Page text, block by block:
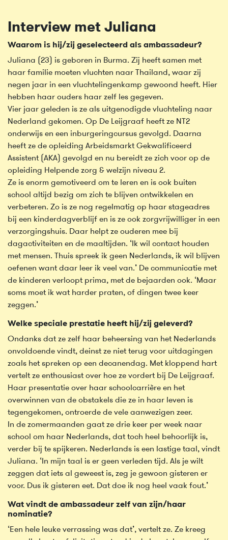
Interview met Juliana
Waarom is hij/zij geselecteerd als ambassadeur?
Juliana (23) is geboren in Burma. Zij heeft samen met
haar familie moeten vluchten naar Thailand, waar zij
negen jaar in een vluchtelingenkamp gewoond heeft. Hier
hebben haar ouders haar zelf les gegeven.
Vier jaar geleden is ze als uitgenodigde vluchteling naar
Nederland gekomen. Op De Leijgraaf heeft ze NT2
onderwijs en een inburgeringcursus gevolgd. Daarna
heeft ze de opleiding Arbeidsmarkt Gekwalificeerd
Assistent (AKA) gevolgd en nu bereidt ze zich voor op de
opleiding Helpende zorg & welzijn niveau 2.
Ze is enorm gemotiveerd om te leren en is ook buiten
school altijd bezig om zich te blijven ontwikkelen en
verbeteren. Zo is ze nog regelmatig op haar stageadres
bij een kinderdagverblijf en is ze ook zorgvrijwilliger in een
verzorgingshuis. Daar helpt ze ouderen mee bij
dagactiviteiten en de maaltijden. ‘Ik wil contact houden
met mensen. Thuis spreek ik geen Nederlands, ik wil blijven
oefenen want daar leer ik veel van.’ De communicatie met
de kinderen verloopt prima, met de bejaarden ook. ‘Maar
soms moet ik wat harder praten, of dingen twee keer
zeggen.’
Welke speciale prestatie heeft hij/zij geleverd?
Ondanks dat ze zelf haar beheersing van het Nederlands
onvoldoende vindt, deinst ze niet terug voor uitdagingen
zoals het spreken op een decanendag. Met kloppend hart
vertelt ze enthousiast over hoe ze vordert bij De Leijgraaf.
Haar presentatie over haar schoolcarrière en het
overwinnen van de obstakels die ze in haar leven is
tegengekomen, ontroerde de vele aanwezigen zeer.
In de zomermaanden gaat ze drie keer per week naar
school om haar Nederlands, dat toch heel behoorlijk is,
verder bij te spijkeren. Nederlands is een lastige taal, vindt
Juliana. ‘In mijn taal is er geen verleden tijd. Als je wilt
zeggen dat iets al geweest is, zeg je gewoon gisteren er
voor. Dus ik gisteren eet. Dat doe ik nog heel vaak fout.’
Wat vindt de ambassadeur zelf van zijn/haar
nominatie?
‘Een hele leuke verrassing was dat’, vertelt ze. Ze kreeg